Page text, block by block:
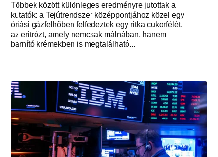
Többek között különleges eredményre jutottak a
kutatók: a Tejútrendszer középpontjához közel egy
óriási gázfelhőben felfedeztek egy ritka cukorfélét,
az eritrózt, amely nemcsak málnában, hanem
barnító krémekben is megtalálható...